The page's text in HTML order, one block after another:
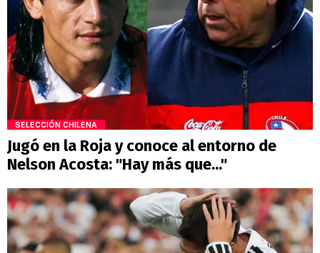
SELECCIÓN CHILENA
Jugó en la Roja y conoce al entorno de
Nelson Acosta: "Hay más que..."